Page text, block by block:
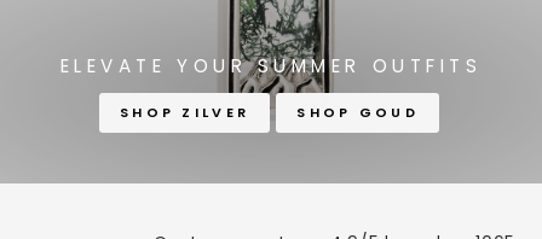
ELEVATE YOUR SUMMER OUTFITS
SHOP ZILVER SHOP GOUD